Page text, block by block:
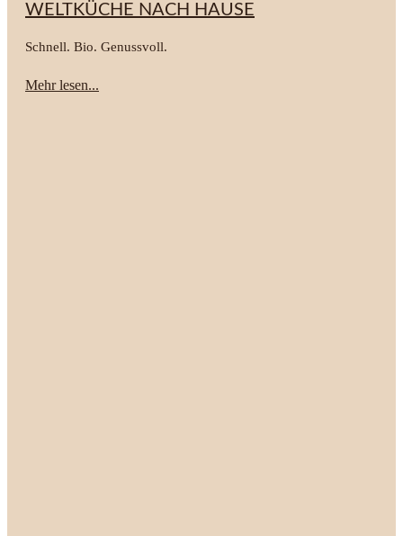
WELTKÜCHE NACH HAUSE
Schnell. Bio. Genussvoll.
Mehr lesen...